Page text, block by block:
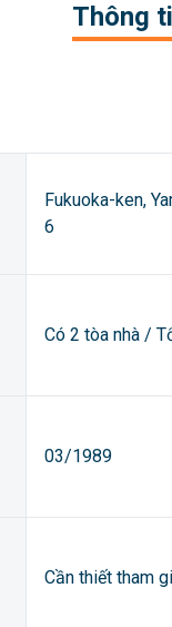
Thông
Fukuoka-ken,
6
Có 2 tòa nhà /
03/1989
Cần thiết tham